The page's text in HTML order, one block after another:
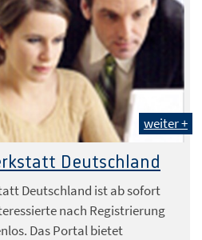
weiter +
Deutschland
Deutschland ist ab sofort
nach Registrierung
Das Portal bietet